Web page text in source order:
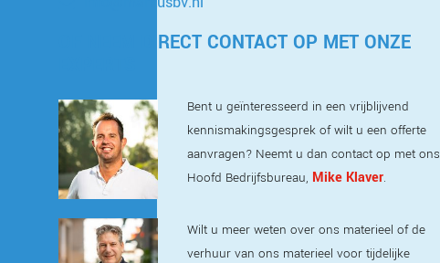
OF NEEM DIRECT CONTACT OP MET ONZE
Bent u geïnteresseerd in een vrijblijvend
kennismakingsgesprek of wilt u een offerte
aanvragen? Neemt u dan contact op met ons
Hoofd Bedrijfsbureau, Mike Klaver.
Wilt u meer weten over ons materieel of de
verhuur van ons materieel voor tijdelijke